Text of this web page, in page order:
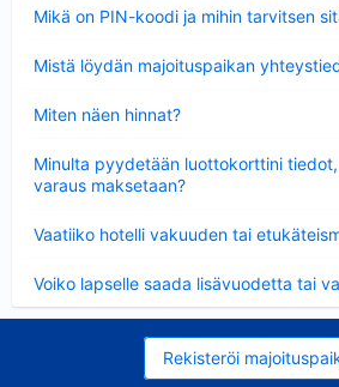
Mikä on PIN-koodi ja mihin tarvitsen
Mistä löydän majoituspaikan
Miten näen hinnat?
Minulta pyydetään luottokorttini
varaus maksetaan?
Vaatiiko hotelli vakuuden tai
Voiko lapselle saada lisävuodetta tai
Rekisteröi